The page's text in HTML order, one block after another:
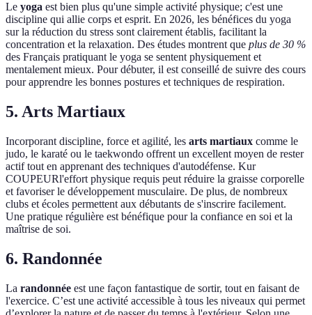
Le yoga est bien plus qu'une simple activité physique; c'est une
discipline qui allie corps et esprit. En 2026, les bénéfices du yoga
sur la réduction du stress sont clairement établis, facilitant la
concentration et la relaxation. Des études montrent que plus de 30 %
des Français pratiquant le yoga se sentent physiquement et
mentalement mieux. Pour débuter, il est conseillé de suivre des cours
pour apprendre les bonnes postures et techniques de respiration.
5. Arts Martiaux
Incorporant discipline, force et agilité, les arts martiaux comme le
judo, le karaté ou le taekwondo offrent un excellent moyen de rester
actif tout en apprenant des techniques d'autodéfense. Kur
COUPEURl'effort physique requis peut réduire la graisse corporelle
et favoriser le développement musculaire. De plus, de nombreux
clubs et écoles permettent aux débutants de s'inscrire facilement.
Une pratique régulière est bénéfique pour la confiance en soi et la
maîtrise de soi.
6. Randonnée
La randonnée est une façon fantastique de sortir, tout en faisant de
l'exercice. C’est une activité accessible à tous les niveaux qui permet